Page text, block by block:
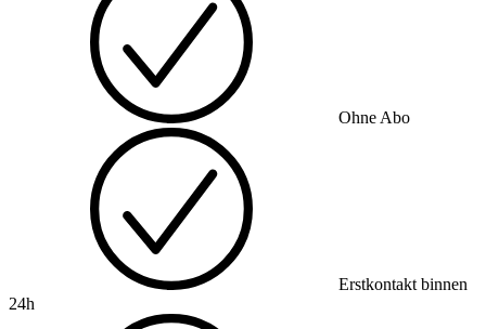
Ohne Abo
Erstkontakt binnen
24h